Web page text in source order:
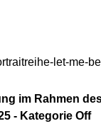
im Rahmen
- Kategorie Off